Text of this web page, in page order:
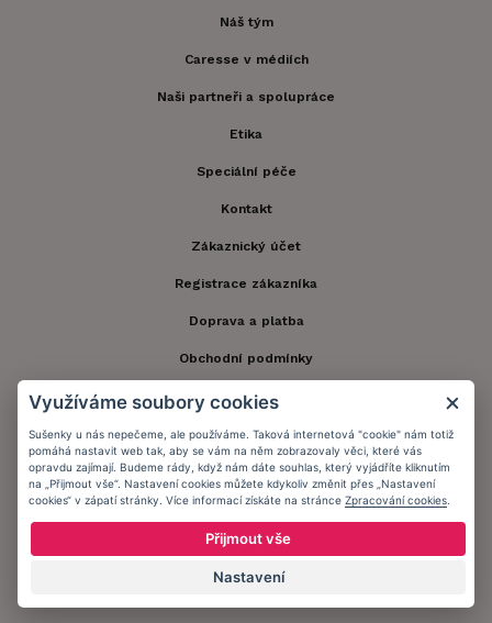
Náš tým
Caresse v médiích
Naši partneři a spolupráce
Etika
Speciální péče
Kontakt
Zákaznický účet
Registrace zákazníka
Doprava a platba
Obchodní podmínky
Ochrana osobních údajů
Informační memorandum
Zůstaňte s námi v kontaktu.
Využíváme soubory cookies
Sušenky u nás nepečeme, ale používáme. Taková internetová "cookie" nám totiž
pomáhá nastavit web tak, aby se vám na něm zobrazovaly věci, které vás
opravdu zajímají. Budeme rády, když nám dáte souhlas, který vyjádříte kliknutím
na „Přijmout vše“. Nastavení cookies můžete kdykoliv změnit přes „Nastavení
cookies“ v zápatí stránky. Více informací získáte na stránce Zpracování cookies
Přijmout vše
Nastavení